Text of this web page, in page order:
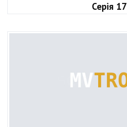
Серія 17